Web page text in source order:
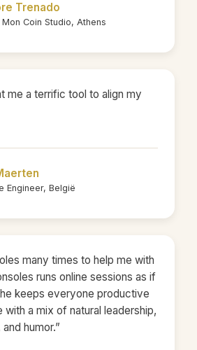
Trenado
Mon Coin Studio, Athens
me a terrific tool to align my
Engineer, België
many times to help me with
runs online sessions as if
keeps everyone productive
with a mix of natural leadership,
humor.”